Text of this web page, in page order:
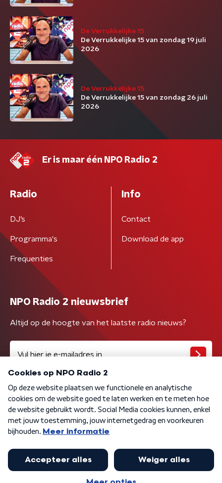
De Verrukkelijke 15
De Verrukkelijke 15 van zondag 19 juli
2026
De Verrukkelijke 15
De Verrukkelijke 15 van zondag 26 juli
2026
Er is maar één NPO Radio 2
Radio
DJ’s
Programma's
Frequenties
Info
Contact
Download de app
NPO Radio 2 nieuwsbrief
Altijd op de hoogte van het laatste radio nieuws?
Algemene voorwaarden